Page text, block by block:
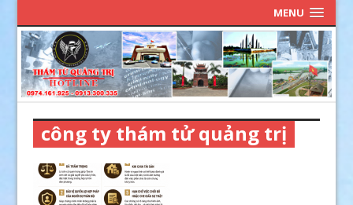
MENU
công ty thám tử quảng trị